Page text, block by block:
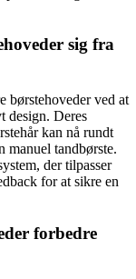
sig fra
børstehoveder ved at
design. Deres
kan nå rundt
manuel tandbørste.
der tilpasser
for at sikre en
forbedre